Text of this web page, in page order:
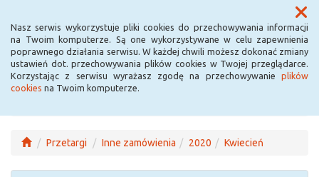
Nasz serwis wykorzystuje pliki cookies do przechowywania informacji
na Twoim komputerze. Są one wykorzystywane w celu zapewnienia
poprawnego działania serwisu. W każdej chwili możesz dokonać zmiany
ustawień dot. przechowywania plików cookies w Twojej przeglądarce.
Korzystając z serwisu wyrażasz zgodę na przechowywanie plików
cookies na Twoim komputerze.
Menu
Przetargi Inne zamówienia 2020 Kwiecień